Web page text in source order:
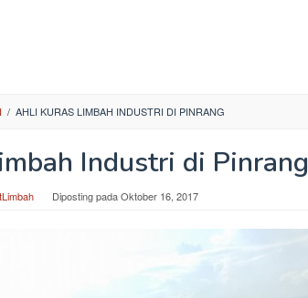
/ AHLI KURAS LIMBAH INDUSTRI DI PINRANG
Industri di Pinrang
Diposting padaOktober 16, 2017